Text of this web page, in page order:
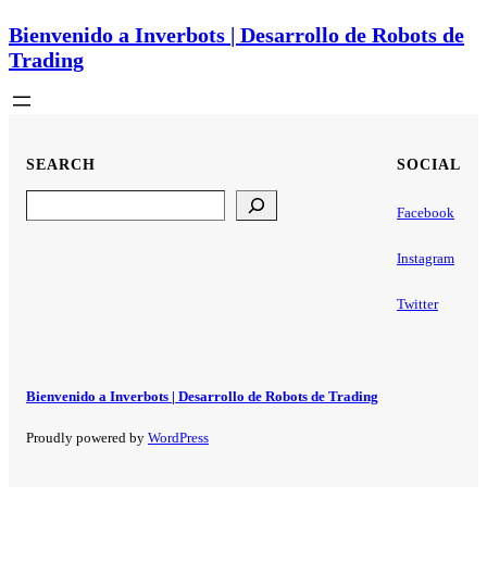
Bienvenido a Inverbots | Desarrollo de Robots de
Trading
SEARCH SOCIAL
Facebook
Instagram
Twitter
Bienvenido a Inverbots | Desarrollo de Robots de Trading
Proudly powered by WordPress